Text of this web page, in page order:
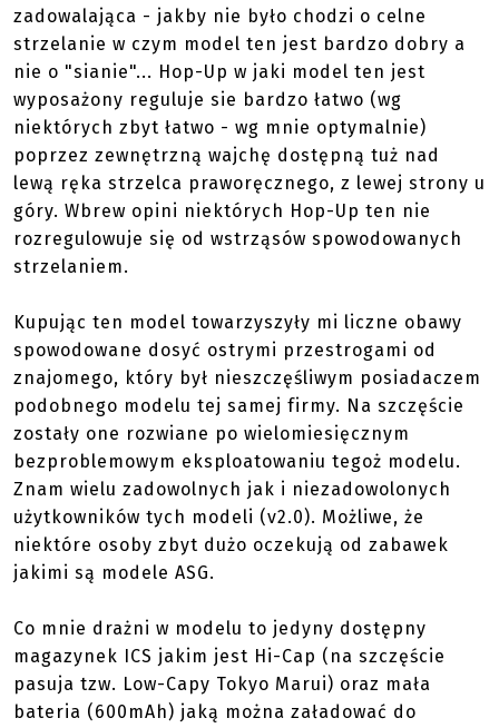
zadowalająca - jakby nie było chodzi o celne
strzelanie w czym model ten jest bardzo dobry a
nie o "sianie"... Hop-Up w jaki model ten jest
wyposażony reguluje sie bardzo łatwo (wg
niektórych zbyt łatwo - wg mnie optymalnie)
poprzez zewnętrzną wajchę dostępną tuż nad
lewą ręka strzelca praworęcznego, z lewej strony u
góry. Wbrew opini niektórych Hop-Up ten nie
rozregulowuje się od wstrząsów spowodowanych
strzelaniem.
Kupując ten model towarzyszyły mi liczne obawy
spowodowane dosyć ostrymi przestrogami od
znajomego, który był nieszczęśliwym posiadaczem
podobnego modelu tej samej firmy. Na szczęście
zostały one rozwiane po wielomiesięcznym
bezproblemowym eksploatowaniu tegoż modelu.
Znam wielu zadowolnych jak i niezadowolonych
użytkowników tych modeli (v2.0). Możliwe, że
niektóre osoby zbyt dużo oczekują od zabawek
jakimi są modele ASG.
Co mnie drażni w modelu to jedyny dostępny
magazynek ICS jakim jest Hi-Cap (na szczęście
pasuja tzw. Low-Capy Tokyo Marui) oraz mała
bateria (600mAh) jaką można załadować do